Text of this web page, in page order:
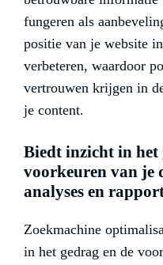
fungeren als
positie van je website
verbeteren, waardoor
vertrouwen krijgen in
je content.
Biedt inzicht in het
voorkeuren van je
analyses en
Zoekmachine
in het gedrag en de